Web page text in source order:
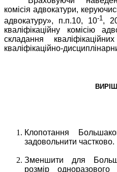
комісія адвокатури,
адвокатуру», п.п.10, 10-1,
кваліфікаційну комісію
складання
кваліфікаційно-
Клопотання
задовольнити частково.
Зменшити для
розмір одноразового